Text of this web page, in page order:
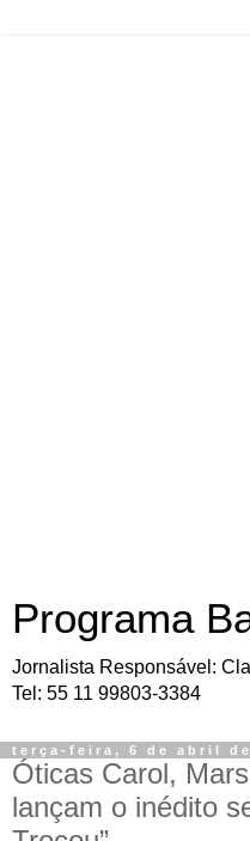
Programa
Jornalista Responsável:
Tel: 55 11 99803-3384
terça-feira, 6 de abril de
Óticas Carol,
lançam o inédito